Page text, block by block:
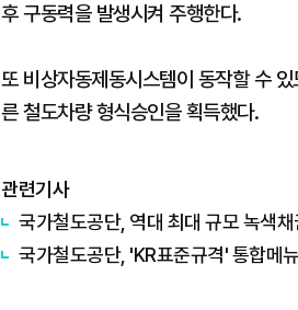
후 구동력을 발생시켜 주행한다.
또 비상자동제동시스템이 동작할 수
른 철도차량 형식승인을 획득했다.
관련기사
국가철도공단, 역대 최대 규모 녹색
국가철도공단, 'KR표준규격' 통합메